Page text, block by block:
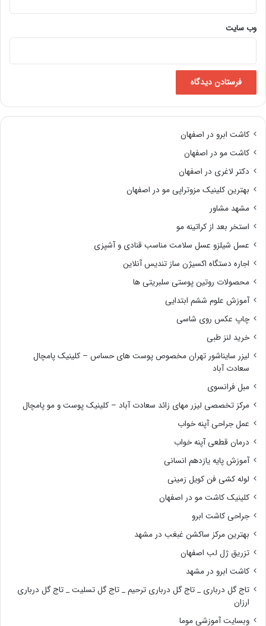
وب‌ سایت
کاشت ابرو در اصفهان
کاشت مو در اصفهان
دکتر لاغری در اصفهان
بهترین کلینیک مزوتراپی مو در اصفهان
مشهد مشاور
استخر بعد از کراتینه مو
عسل شیلزو عسل سلامت مناسب قنادی و آشپزی
اجاره دستگاه اکسیژن ساز تندیس آنلاین
محصولات روتین پوستی سلبریتی ها
آموزش علوم ششم ابتدایی
چاپ عکس روی شاسی
خرید لنز طبی
لیزر سایناشور تهران مخصوص پوست های حساس – کلینیک پامچال
سعادت آباد
مبل فرانسوی
مرکز تخصصی لیزر مهای زائد سعادت آباد – کلینیک پوست و مو پامچال
عمل جراحی آپنه خواب
درمان قطعی آپنه خواب
آموزش پایه یازدهم انسانی
لوله کشی فن کویل زمینی
کلینیک کاشت مو در اصفهان
جراحی کاشت ابرو
بهترین مرکز ساکشن غبغب در مشهد
تزریق ژل لب اصفهان
کاشت ابرو در مشهد
تاج گل درباری _ تاج گل درباری ترحیم _ تاج گل تسلیت _ تاج گل درباری
ارزان
وبسایت آموزشی موما